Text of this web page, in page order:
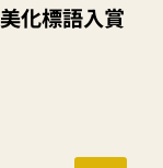
化標語入賞